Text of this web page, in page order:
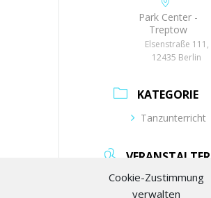
Cookie-Zustimmung
verwalten
Park Center -
Treptow
Elsenstraße 111,
12435 Berlin
KATEGORIE
Tanzunterricht
VERANSTALTER
Tanzpark Constanze